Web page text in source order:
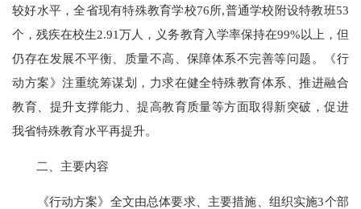
较好水平，全省现有特殊教育学校76所,普通学校附设特教班53
个，残疾在校生2.91万人，义务教育入学率保持在99%以上，但
仍存在发展不平衡、质量不高、保障体系不完善等问题。《行
动方案》注重统筹谋划，力求在健全特殊教育体系、推进融合
教育、提升支撑能力、提高教育质量等方面取得新突破，促进
我省特殊教育水平再提升。
二、主要内容
《行动方案》全文由总体要求、主要措施、组织实施3个部